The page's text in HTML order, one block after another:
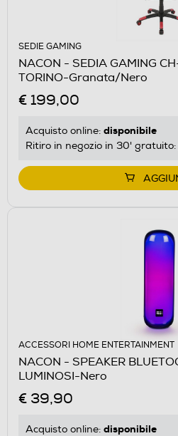
SEDIE GAMING
NACON - SEDIA GAMING
TORINO-Granata/Nero
€ 199,00
Acquisto online: disponibile
Ritiro in negozio in 30' gratuito:
ACCESSORI HOME ENTERTAINMENT
NACON - SPEAKER
LUMINOSI-Nero
€ 39,90
Acquisto online: disponibile